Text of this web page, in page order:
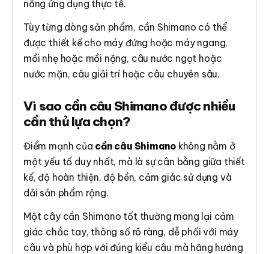
năng ứng dụng thực tế.
Tùy từng dòng sản phẩm, cần Shimano có thể
được thiết kế cho máy đứng hoặc máy ngang,
mồi nhẹ hoặc mồi nặng, câu nước ngọt hoặc
nước mặn, câu giải trí hoặc câu chuyên sâu.
Vì sao cần câu Shimano được nhiều
cần thủ lựa chọn?
Điểm mạnh của cần câu Shimanokhông nằm ở
một yếu tố duy nhất, mà là sự cân bằng giữa thiết
kế, độ hoàn thiện, độ bền, cảm giác sử dụng và
dải sản phẩm rộng.
Một cây cần Shimano tốt thường mang lại cảm
giác chắc tay, thông số rõ ràng, dễ phối với máy
câu và phù hợp với đúng kiểu câu mà hãng hướng